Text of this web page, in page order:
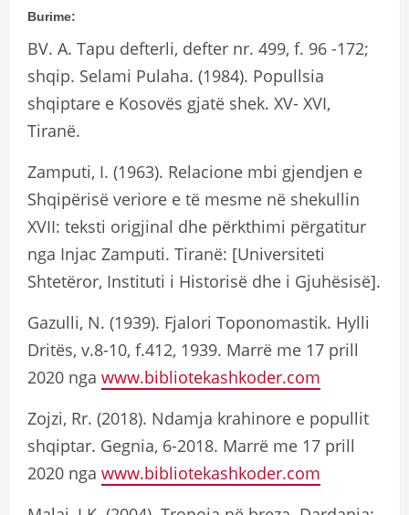
Burime:
BV. A. Tapu defterli, defter nr. 499, f. 96 -172;
shqip. Selami Pulaha. (1984). Popullsia
shqiptare e Kosovës gjatë shek. XV- XVI,
Tiranë.
Zamputi, I. (1963). Relacione mbi gjendjen e
Shqipërisë veriore e të mesme në shekullin
XVII: teksti origjinal dhe përkthimi përgatitur
nga Injac Zamputi. Tiranë: [Universiteti
Shtetëror, Instituti i Historisë dhe i Gjuhësisë].
Gazulli, N. (1939). Fjalori Toponomastik. Hylli
Dritës, v.8-10, f.412, 1939. Marrë me 17 prill
2020 nga www.bibliotekashkoder.com
Zojzi, Rr. (2018). Ndamja krahinore e popullit
shqiptar. Gegnia, 6-2018. Marrë me 17 prill
2020 nga www.bibliotekashkoder.com